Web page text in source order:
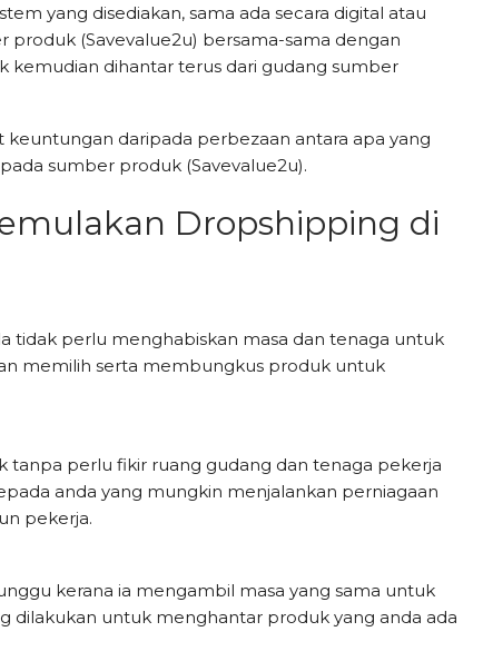
yang disediakan, sama ada secara digital atau
(Savevalue2u) bersama-sama dengan
kemudian dihantar terus dari gudang sumber
daripada perbezaan antara apa yang
sumber produk (Savevalue2u).
Dropshipping di
tidak perlu menghabiskan masa dan tenaga untuk
memilih serta membungkus produk untuk
tanpa perlu fikir ruang gudang dan tenaga pekerja
anda yang mungkin menjalankan perniagaan
pekerja.
kerana ia mengambil masa yang sama untuk
dilakukan untuk menghantar produk yang anda ada